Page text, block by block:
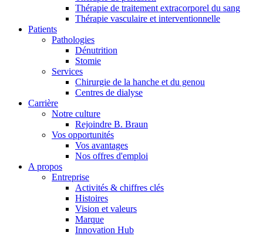
médicale. Apprenez-en plus sur notre centre d’innovation et
présentez votre idée.
En dialogue avec B. Braun. Contactez-nous.
Thérapie de traitement extracorporel du sang
Thérapie vasculaire et interventionnelle
Patients
Pathologies
Dénutrition
Stomie
Services
Chirurgie de la hanche et du genou
Centres de dialyse
Carrière
Notre culture
Rejoindre B. Braun
Vos opportunités
Vos avantages
Nos offres d'emploi
A propos
Entreprise
Activités & chiffres clés
Histoires
Vision et valeurs
Marque
Innovation Hub